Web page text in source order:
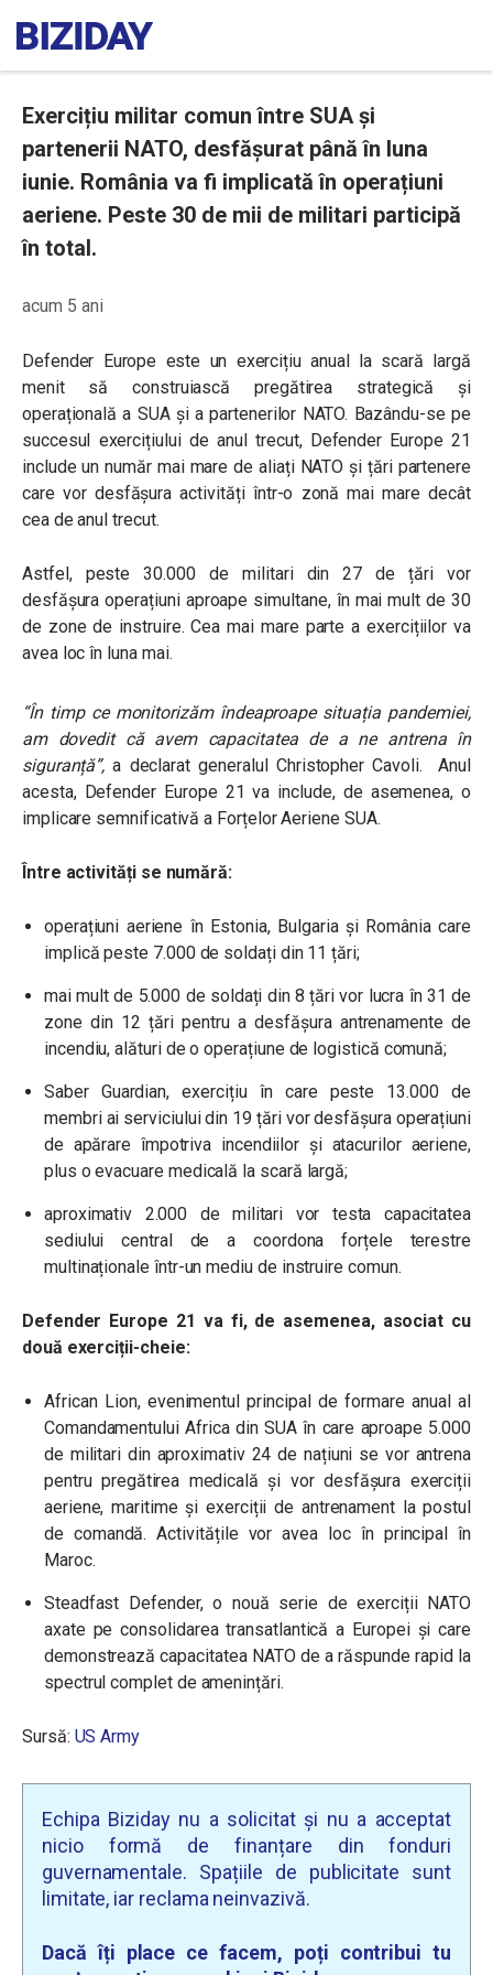
Exercițiu militar comun între SUA și
partenerii NATO, desfășurat până în luna
iunie. România va fi implicată în operațiuni
aeriene. Peste 30 de mii de militari participă
în total.
acum 5 ani
Defender Europe este un exercițiu anual la scară largă
menit să construiască pregătirea strategică și
operațională a SUA și a partenerilor NATO. Bazându-se pe
succesul exercițiului de anul trecut, Defender Europe 21
include un număr mai mare de aliați NATO și țări partenere
care vor desfășura activități într-o zonă mai mare decât
cea de anul trecut.
Astfel, peste 30.000 de militari din 27 de țări vor
desfășura operațiuni aproape simultane, în mai mult de 30
de zone de instruire. Cea mai mare parte a exercițiilor va
avea loc în luna mai.
“În timp ce monitorizăm îndeaproape situația pandemiei,
am dovedit că avem capacitatea de a ne antrena în
siguranță”, a declarat generalul Christopher Cavoli. Anul
acesta, Defender Europe 21 va include, de asemenea, o
implicare semnificativă a Forțelor Aeriene SUA.
Între activități se numără:
operațiuni aeriene în Estonia, Bulgaria și România care
implică peste 7.000 de soldați din 11 țări;
mai mult de 5.000 de soldați din 8 țări vor lucra în 31 de
zone din 12 țări pentru a desfășura antrenamente de
incendiu, alături de o operațiune de logistică comună;
Saber Guardian, exercițiu în care peste 13.000 de
membri ai serviciului din 19 țări vor desfășura operațiuni
de apărare împotriva incendiilor și atacurilor aeriene,
plus o evacuare medicală la scară largă;
aproximativ 2.000 de militari vor testa capacitatea
sediului central de a coordona forțele terestre
multinaționale într-un mediu de instruire comun.
Defender Europe 21 va fi, de asemenea, asociat cu
două exerciții-cheie:
African Lion, evenimentul principal de formare anual al
Comandamentului Africa din SUA în care aproape 5.000
de militari din aproximativ 24 de națiuni se vor antrena
pentru pregătirea medicală și vor desfășura exerciții
aeriene, maritime și exerciții de antrenament la postul
de comandă. Activitățile vor avea loc în principal în
Maroc.
Steadfast Defender, o nouă serie de exerciții NATO
axate pe consolidarea transatlantică a Europei și care
demonstrează capacitatea NATO de a răspunde rapid la
spectrul complet de amenințări.
Sursă: US Army
Echipa Biziday nu a solicitat și nu a acceptat
nicio formă de finanțare din fonduri
guvernamentale. Spațiile de publicitate sunt
limitate, iar reclama neinvazivă.
Dacă îți place ce facem, poți contribui tu